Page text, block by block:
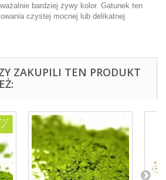
bardziej żywy kolor. Gatunek ten
czystej mocnej lub delikatnej
ZAKUPILI TEN PRODUKT